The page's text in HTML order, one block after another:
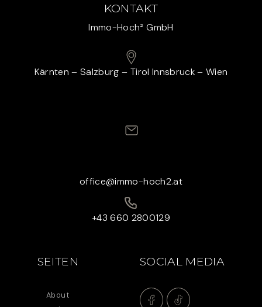
KONTAKT
Immo-Hoch² GmbH
Kärnten – Salzburg – Tirol Innsbruck – Wien
office@immo-hoch2.at
+43 660 2800129
SEITEN
About
SOCIAL MEDIA